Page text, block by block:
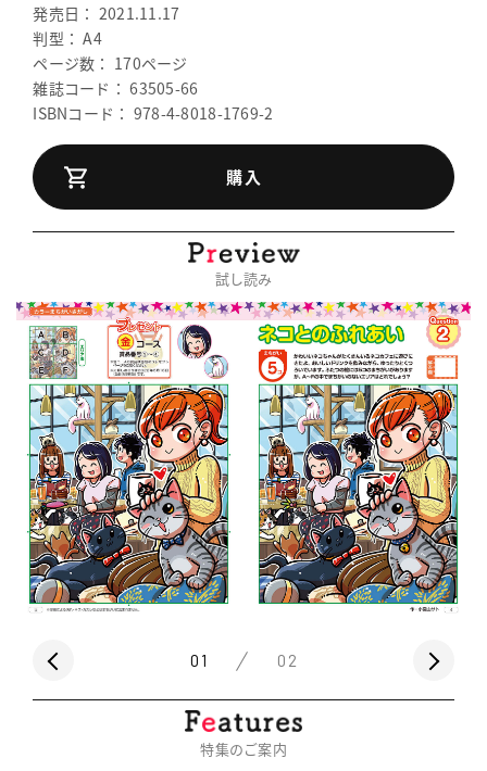
発売日： 2021.11.17
判型： A4
ページ数： 170ページ
雑誌コード： 63505-66
ISBNコード： 978-4-8018-1769-2
購入
試し読み
01 02
特集のご案内